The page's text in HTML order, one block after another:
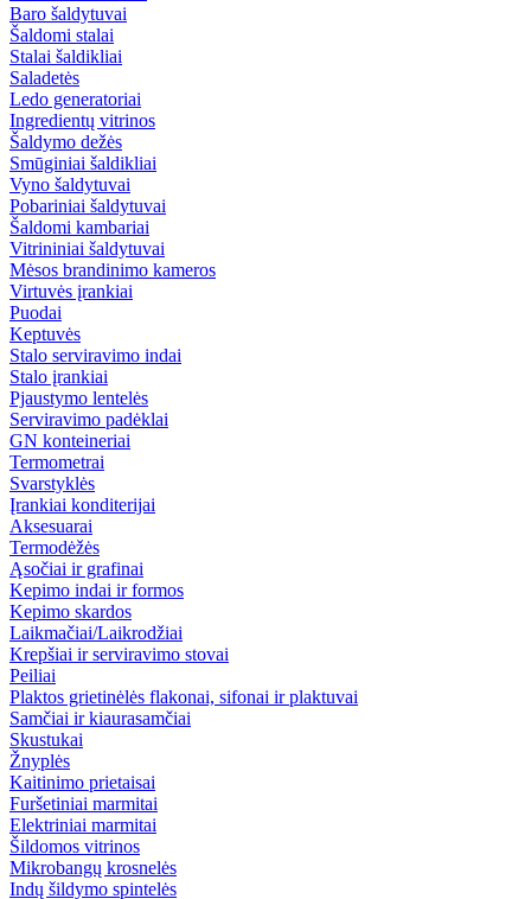
Baro šaldytuvai
Šaldomi stalai
Stalai šaldikliai
Saladetės
Ledo generatoriai
Ingredientų vitrinos
Šaldymo dežės
Smūginiai šaldikliai
Vyno šaldytuvai
Pobariniai šaldytuvai
Šaldomi kambariai
Vitrininiai šaldytuvai
Mėsos brandinimo kameros
Virtuvės įrankiai
Puodai
Keptuvės
Stalo serviravimo indai
Stalo įrankiai
Pjaustymo lentelės
Serviravimo padėklai
GN konteineriai
Termometrai
Svarstyklės
Įrankiai konditerijai
Aksesuarai
Termodėžės
Ąsočiai ir grafinai
Kepimo indai ir formos
Kepimo skardos
Laikmačiai/Laikrodžiai
Krepšiai ir serviravimo stovai
Peiliai
Plaktos grietinėlės flakonai, sifonai ir plaktuvai
Samčiai ir kiaurasamčiai
Skustukai
Žnyplės
Kaitinimo prietaisai
Furšetiniai marmitai
Elektriniai marmitai
Šildomos vitrinos
Mikrobangų krosnelės
Indų šildymo spintelės